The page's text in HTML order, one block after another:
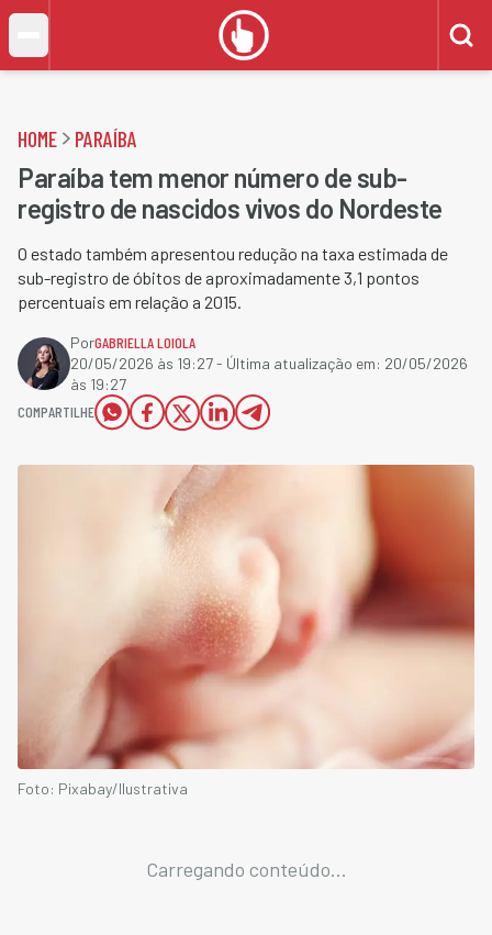
HOME PARAÍBA
Paraíba tem menor número de sub-
registro de nascidos vivos do Nordeste
O estado também apresentou redução na taxa estimada de
sub-registro de óbitos de aproximadamente 3,1 pontos
percentuais em relação a 2015.
PorGABRIELLA LOIOLA
20/05/2026 às 19:27- Última atualização em: 20/05/2026
às 19:27
COMPARTILHE
Foto: Pixabay/Ilustrativa
Carregando conteúdo...